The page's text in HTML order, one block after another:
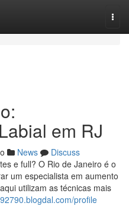
em RJ
News
Discuss
e full? O Rio de Janeiro é o
um especialista em aumento
utilizam as técnicas mais
profile